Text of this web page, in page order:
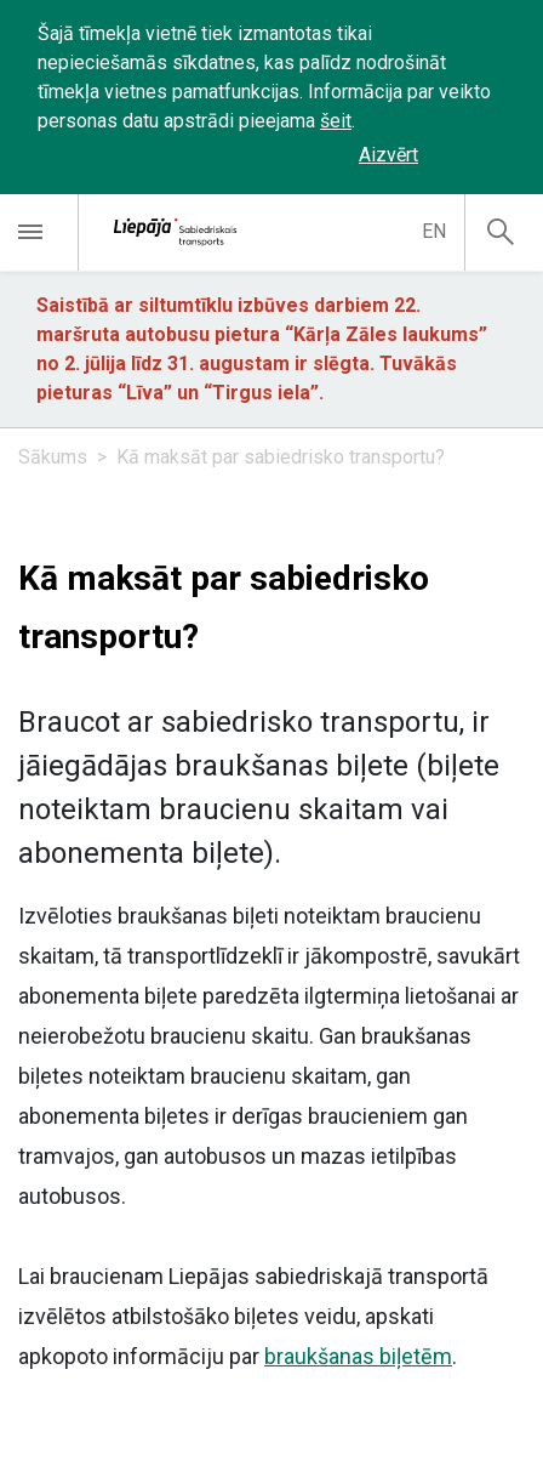
Šajā tīmekļa vietnē tiek izmantotas tikai
nepieciešamās sīkdatnes, kas palīdz nodrošināt
tīmekļa vietnes pamatfunkcijas. Informācija par veikto
personas datu apstrādi pieejama šeit.
Aizvērt
EN
Saistībā ar siltumtīklu izbūves darbiem 22.
maršruta autobusu pietura “Kārļa Zāles laukums”
no 2. jūlija līdz 31. augustam ir slēgta. Tuvākās
pieturas “Līva” un “Tirgus iela”.
Sākums Kā maksāt par sabiedrisko transportu?
Kā maksāt par sabiedrisko
transportu?
Braucot ar sabiedrisko transportu, ir
jāiegādājas braukšanas biļete (biļete
noteiktam braucienu skaitam vai
abonementa biļete).
Izvēloties braukšanas biļeti noteiktam braucienu
skaitam, tā transportlīdzeklī ir jākompostrē, savukārt
abonementa biļete paredzēta ilgtermiņa lietošanai ar
neierobežotu braucienu skaitu. Gan braukšanas
biļetes noteiktam braucienu skaitam, gan
abonementa biļetes ir derīgas braucieniem gan
tramvajos, gan autobusos un mazas ietilpības
autobusos.
Lai braucienam Liepājas sabiedriskajā transportā
izvēlētos atbilstošāko biļetes veidu, apskati
apkopoto informāciju par braukšanas biļetēm.